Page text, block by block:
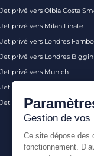
Jet privé vers Olbia Costa
Jet privé vers Milan Linate
Jet privé vers Londres
Jet privé vers Londres
Jet privé vers Munich
Jet privé vers Monaco
Jet privé vers Palma de
Gestion de vos
Ce site dépose des
fonctionnement.